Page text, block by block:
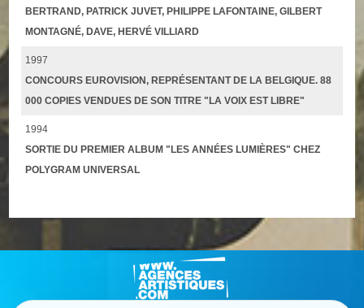
BERTRAND, PATRICK JUVET, PHILIPPE LAFONTAINE, GILBERT
MONTAGNÉ, DAVE, HERVÉ VILLIARD
1997
CONCOURS EUROVISION, REPRÉSENTANT DE LA BELGIQUE. 88
000 COPIES VENDUES DE SON TITRE "LA VOIX EST LIBRE"
1994
SORTIE DU PREMIER ALBUM "LES ANNÉES LUMIÈRES" CHEZ
POLYGRAM UNIVERSAL